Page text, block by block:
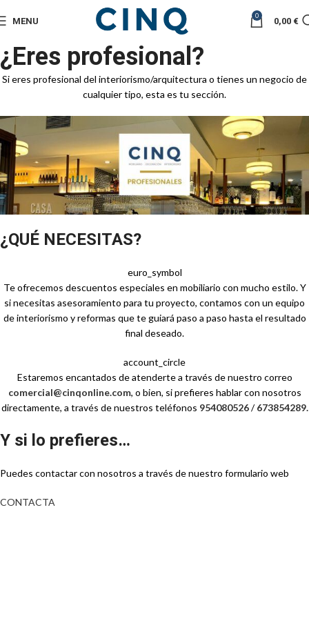
MENU 0 0,00 €
¿Eres profesional?
Si eres profesional del interiorismo/arquitectura o tienes un negocio de
cualquier tipo, esta es tu sección.
¿QUÉ NECESITAS?
euro_symbol
Te ofrecemos descuentos especiales en mobiliario con mucho estilo. Y
si necesitas asesoramiento para tu proyecto, contamos con un equipo
de interiorismo y reformas que te guiará paso a paso hasta el resultado
final deseado.
account_circle
Estaremos encantados de atenderte a través de nuestro correo
comercial@cinqonline.com, o bien, si prefieres hablar con nosotros
directamente, a través de nuestros teléfonos 954080526/673854289.
Y si lo prefieres…
Puedes contactar con nosotros a través de nuestro formulario web
CONTACTA